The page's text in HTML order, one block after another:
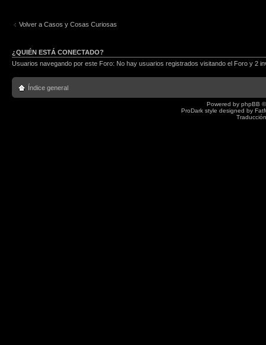
Volver a Casos y Cosas Curiosas
¿QUIÉN ESTÁ CONECTADO?
Usuarios navegando por este Foro: No hay usuarios registrados visitando el Foro y 2
Índice general
Powered by phpBB
ProDark style designed by